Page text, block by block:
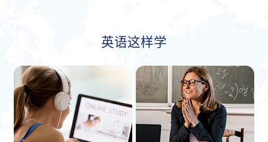
英语这样学